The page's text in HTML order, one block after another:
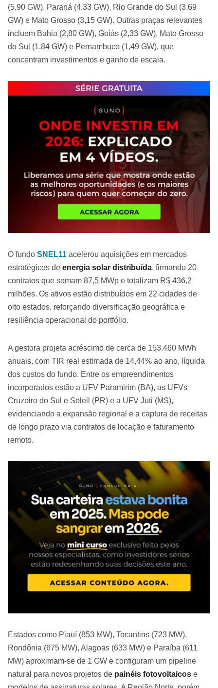
(5,90 GW), Paraná (4,33 GW), Rio Grande do Sul (3,69
GW) e Mato Grosso (3,15 GW). Outras praças relevantes
incluem Bahia (2,80 GW), Goiás (2,33 GW), Mato Grosso
do Sul (1,84 GW) e Pernambuco (1,49 GW), que
concentram investimentos e ganho de escala.
O fundo SNEL11 acelerou aquisições em mercados
estratégicos de energia solar distribuída, firmando 20
contratos que somam 87,5 MWp e totalizam R$ 436,2
milhões. Os ativos estão distribuídos em 22 cidades de
oito estados, reforçando diversificação geográfica e
resiliência operacional do portfólio.
A gestora projeta acréscimo de cerca de 153.460 MWh
anuais, com TIR real estimada de 14,44% ao ano, líquida
dos custos do fundo. Entre os empreendimentos
incorporados estão a UFV Paramirim (BA), as UFVs
Cruzeiro do Sul e Soleil (PR) e a UFV Juti (MS),
evidenciando a expansão regional e a captura de receitas
de longo prazo via contratos de locação e faturamento
remoto.
Estados como Piauí (853 MW), Tocantins (723 MW),
Rondônia (675 MW), Alagoas (633 MW) e Paraíba (611
MW) aproximam-se de 1 GW e configuram um pipeline
natural para novos projetos de painéis fotovoltaicos e